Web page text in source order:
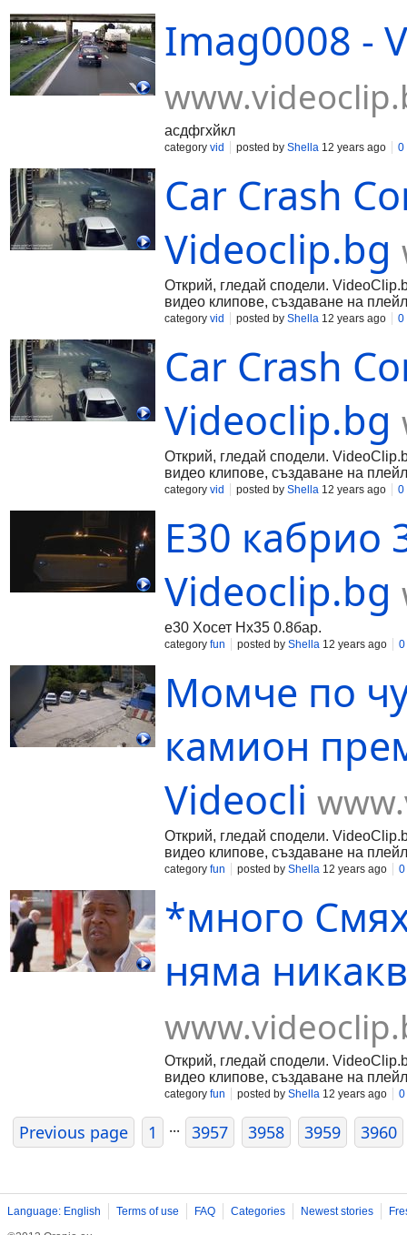
Imag0008 -
асдфгхйкл
category vid posted by Shella 12 years ago 0
Car Crash
Videoclip.bg
Открий, гледай сподели.
видео клипове, създаване на
category vid posted by Shella 12 years ago 0
Car Crash
Videoclip.bg
Открий, гледай сподели.
видео клипове, създаване на
category vid posted by Shella 12 years ago 0
Е30 кабрио
Videoclip.bg
е30 Хосет Hx35 0.8бар.
category fun posted by Shella 12 years ago 0
Момче по
камион
Videocli
Открий, гледай сподели.
видео клипове, създаване на
category fun posted by Shella 12 years ago 0
*много
няма
Открий, гледай сподели.
видео клипове, създаване на
category fun posted by Shella 12 years ago 0
Previous page 1 ... 3957 3958 3959 3960
Language: English Terms of use FAQ Categories Newest stories